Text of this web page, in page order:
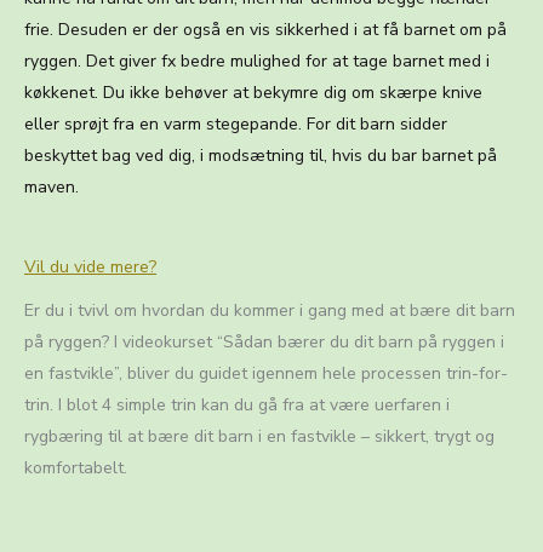
frie. Desuden er der også en vis sikkerhed i at få barnet om på
ryggen. Det giver fx bedre mulighed for at tage barnet med i
køkkenet. Du ikke behøver at bekymre dig om skærpe knive
eller sprøjt fra en varm stegepande. For dit barn sidder
beskyttet bag ved dig, i modsætning til, hvis du bar barnet på
maven.
Vil du vide mere?
Er du i tvivl om hvordan du kommer i gang med at bære dit barn
på ryggen? I videokurset “Sådan bærer du dit barn på ryggen i
en fastvikle”, bliver du guidet igennem hele processen trin-for-
trin. I blot 4 simple trin kan du gå fra at være uerfaren i
rygbæring til at bære dit barn i en fastvikle – sikkert, trygt og
komfortabelt.